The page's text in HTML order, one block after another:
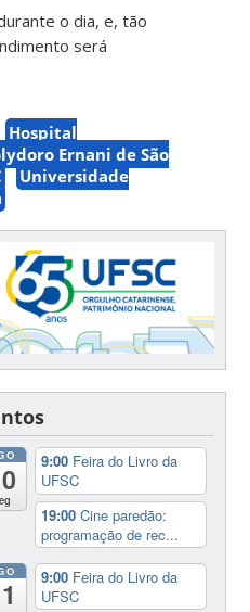
o dia, e, tão
será
Hospital
Ernani de São
Universidade
9:00 Feira do Livro da
UFSC
19:00Cine paredão:
programação de rec...
9:00 Feira do Livro da
UFSC